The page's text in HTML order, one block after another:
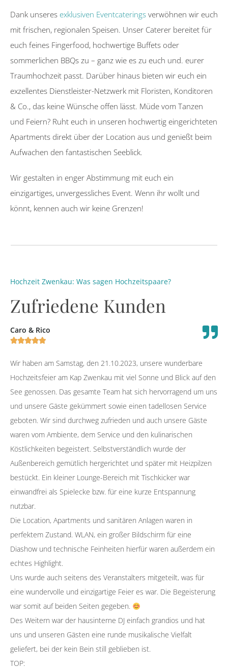
Dank unseres exklusiven Eventcaterings verwöhnen wir euch
mit frischen, regionalen Speisen. Unser Caterer bereitet für
euch feines Fingerfood, hochwertige Buffets oder
sommerlichen BBQs zu – ganz wie es zu euch und. eurer
Traumhochzeit passt. Darüber hinaus bieten wir euch ein
exzellentes Dienstleister-Netzwerk mit Floristen, Konditoren
& Co., das keine Wünsche offen lässt. Müde vom Tanzen
und Feiern? Ruht euch in unseren hochwertig eingerichteten
Apartments direkt über der Location aus und genießt beim
Aufwachen den fantastischen Seeblick.
Wir gestalten in enger Abstimmung mit euch ein
einzigartiges, unvergessliches Event. Wenn ihr wollt und
könnt, kennen auch wir keine Grenzen!
Hochzeit Zwenkau: Was sagen Hochzeitspaare?
Zufriedene Kunden
Caro & Rico

Wir haben am Samstag, den 21.10.2023, unsere wunderbare
Hochzeitsfeier am Kap Zwenkau mit viel Sonne und Blick auf den
See genossen. Das gesamte Team hat sich hervorragend um uns
und unsere Gäste gekümmert sowie einen tadellosen Service
geboten. Wir sind durchweg zufrieden und auch unsere Gäste
waren vom Ambiente, dem Service und den kulinarischen
Köstlichkeiten begeistert. Selbstverständlich wurde der
Außenbereich gemütlich hergerichtet und später mit Heizpilzen
bestückt. Ein kleiner Lounge-Bereich mit Tischkicker war
einwandfrei als Spielecke bzw. für eine kurze Entspannung
nutzbar.
Die Location, Apartments und sanitären Anlagen waren in
perfektem Zustand. WLAN, ein großer Bildschirm für eine
Diashow und technische Feinheiten hierfür waren außerdem ein
echtes Highlight.
Uns wurde auch seitens des Veranstalters mitgeteilt, was für
eine wundervolle und einzigartige Feier es war. Die Begeisterung
war somit auf beiden Seiten gegeben.
Des Weitern war der hausinterne DJ einfach grandios und hat
uns und unseren Gästen eine runde musikalische Vielfalt
geliefert, bei der kein Bein still geblieben ist.
TOP: